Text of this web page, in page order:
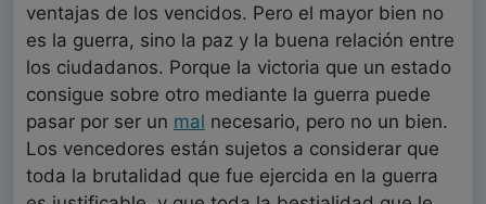
ventajas de los vencidos. Pero el mayor bien no
es la guerra, sino la paz y la buena relación entre
los ciudadanos. Porque la victoria que un estado
consigue sobre otro mediante la guerra puede
pasar por ser un mal necesario, pero no un bien.
Los vencedores están sujetos a considerar que
toda la brutalidad que fue ejercida en la guerra